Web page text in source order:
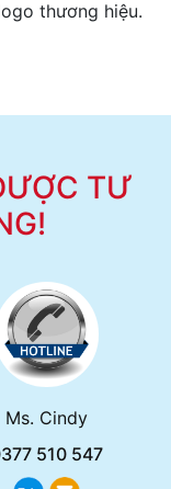
thương hiệu.
TƯ
Ms. Cindy
510 547